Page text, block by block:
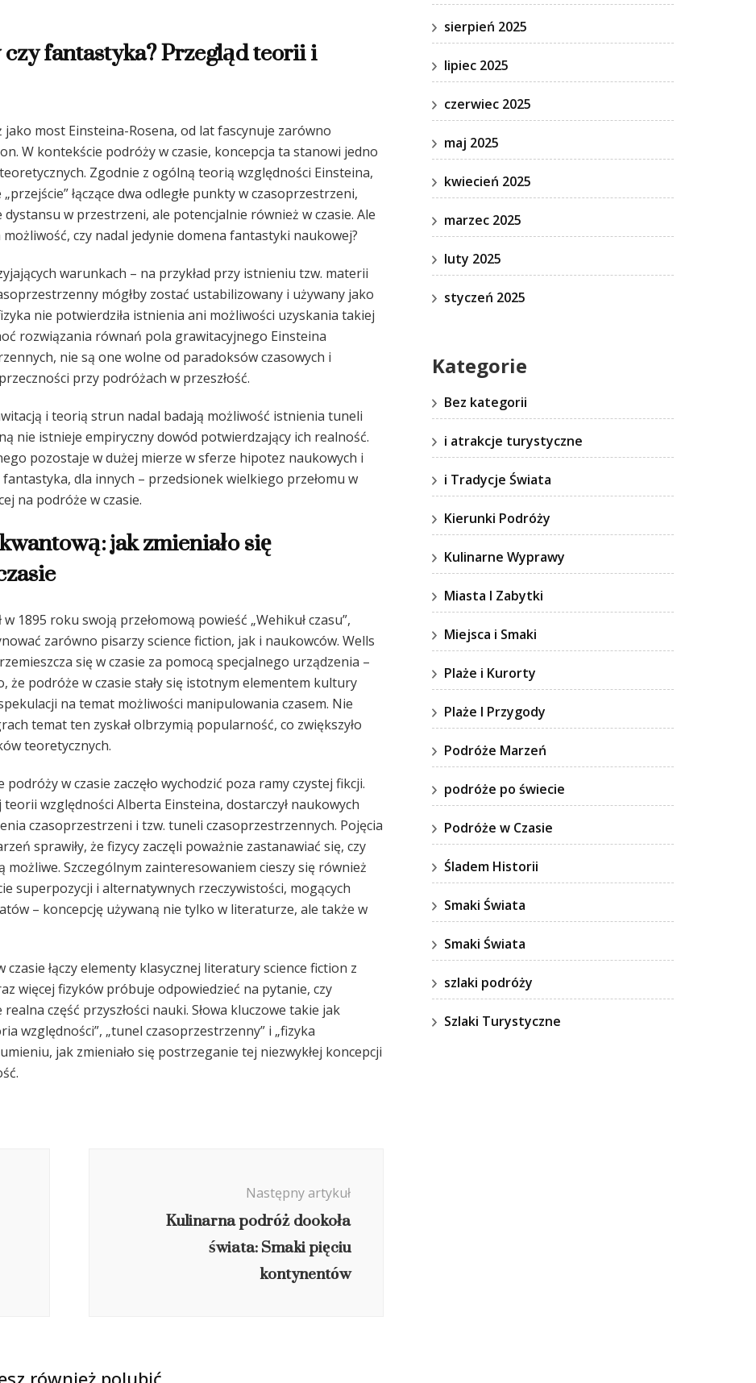
fantastyka? Przegląd teorii i
most Einsteina-Rosena, od lat fascynuje zarówno
W kontekście podróży w czasie, koncepcja ta stanowi jedno
Zgodnie z ogólną teorią względności Einsteina,
łączące dwa odległe punkty w czasoprzestrzeni,
w przestrzeni, ale potencjalnie również w czasie. Ale
czy nadal jedynie domena fantastyki naukowej?
warunkach – na przykład przy istnieniu tzw. materii
mógłby zostać ustabilizowany i używany jako
nie potwierdziła istnienia ani możliwości uzyskania takiej
rozwiązania równań pola grawitacyjnego Einsteina
nie są one wolne od paradoksów czasowych i
przy podróżach w przeszłość.
i teorią strun nadal badają możliwość istnienia tuneli
nie istnieje empiryczny dowód potwierdzający ich realność.
pozostaje w dużej mierze w sferze hipotez naukowych i
dla innych – przedsionek wielkiego przełomu w
na podróże w czasie.
jak zmieniało się
1895 roku swoją przełomową powieść „Wehikuł czasu”,
zarówno pisarzy science fiction, jak i naukowców. Wells
się w czasie za pomocą specjalnego urządzenia –
że podróże w czasie stały się istotnym elementem kultury
na temat możliwości manipulowania czasem. Nie
temat ten zyskał olbrzymią popularność, co zwiększyło
teoretycznych.
w czasie zaczęło wychodzić poza ramy czystej fikcji.
względności Alberta Einsteina, dostarczył naukowych
czasoprzestrzeni i tzw. tuneli czasoprzestrzennych. Pojęcia
sprawiły, że fizycy zaczęli poważnie zastanawiać się, czy
Szczególnym zainteresowaniem cieszy się również
superpozycji i alternatywnych rzeczywistości, mogących
– koncepcję używaną nie tylko w literaturze, ale także w
łączy elementy klasycznej literatury science fiction z
więcej fizyków próbuje odpowiedzieć na pytanie, czy
część przyszłości nauki. Słowa kluczowe takie jak
względności”, „tunel czasoprzestrzenny” i „fizyka
jak zmieniało się postrzeganie tej niezwykłej koncepcji
Następny artykuł
Kulinarna podróż dookoła
świata: Smaki pięciu
kontynentów
sierpień 2025
lipiec 2025
czerwiec 2025
maj 2025
kwiecień 2025
marzec 2025
luty 2025
styczeń 2025
Kategorie
Bez kategorii
i atrakcje turystyczne
i Tradycje Świata
Kierunki Podróży
Kulinarne Wyprawy
Miasta I Zabytki
Miejsca i Smaki
Plaże i Kurorty
Plaże I Przygody
Podróże Marzeń
podróże po świecie
Podróże w Czasie
Śladem Historii
Smaki Świata
Smaki Świata
szlaki podróży
Szlaki Turystyczne